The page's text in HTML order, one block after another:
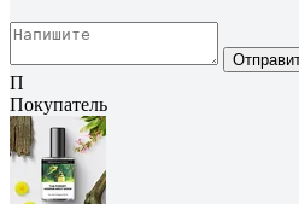
П
Покупатель